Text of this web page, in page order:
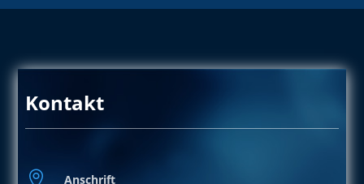
Kontakt
 Anschrift